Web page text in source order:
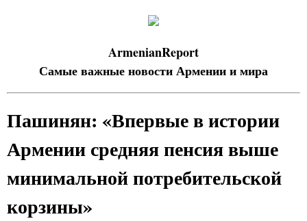
ArmenianReport
Самые важные новости Армении и мира
Пашинян: «Впервые в истории
Армении средняя пенсия выше
минимальной потребительской
корзины»